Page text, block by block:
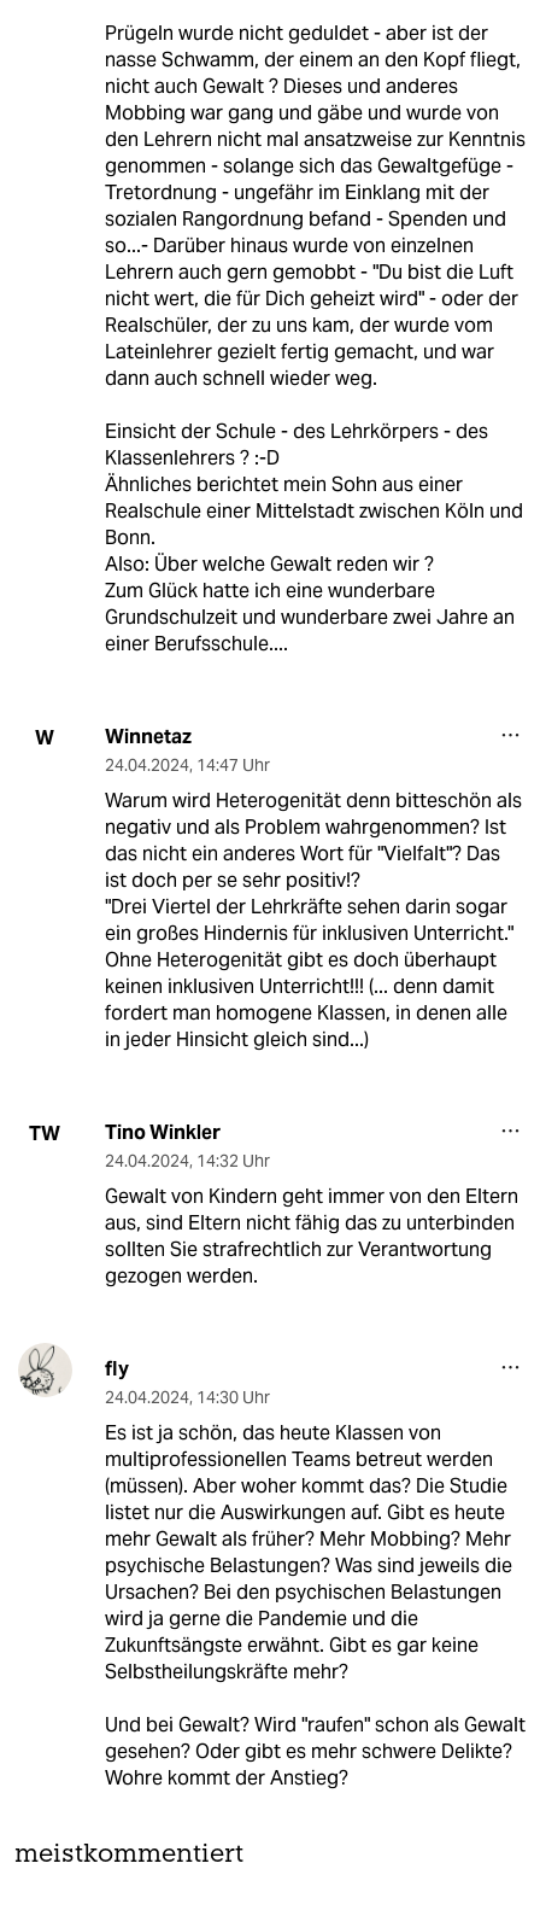
Prügeln wurde nicht geduldet - aber ist der
nasse Schwamm, der einem an den Kopf fliegt,
nicht auch Gewalt ? Dieses und anderes
Mobbing war gang und gäbe und wurde von
den Lehrern nicht mal ansatzweise zur Kenntnis
genommen - solange sich das Gewaltgefüge -
Tretordnung - ungefähr im Einklang mit der
sozialen Rangordnung befand - Spenden und
so...- Darüber hinaus wurde von einzelnen
Lehrern auch gern gemobbt - "Du bist die Luft
nicht wert, die für Dich geheizt wird" - oder der
Realschüler, der zu uns kam, der wurde vom
Lateinlehrer gezielt fertig gemacht, und war
dann auch schnell wieder weg.
Einsicht der Schule - des Lehrkörpers - des
Klassenlehrers ? :-D
Ähnliches berichtet mein Sohn aus einer
Realschule einer Mittelstadt zwischen Köln und
Bonn.
Also: Über welche Gewalt reden wir ?
Zum Glück hatte ich eine wunderbare
Grundschulzeit und wunderbare zwei Jahre an
einer Berufsschule....
W Winnetaz
24.04.2024, 14:47 Uhr
Warum wird Heterogenität denn bitteschön als
negativ und als Problem wahrgenommen? Ist
das nicht ein anderes Wort für "Vielfalt"? Das
ist doch per se sehr positiv!?
"Drei Viertel der Lehrkräfte sehen darin sogar
ein großes Hindernis für inklusiven Unterricht."
Ohne Heterogenität gibt es doch überhaupt
keinen inklusiven Unterricht!!! (... denn damit
fordert man homogene Klassen, in denen alle
in jeder Hinsicht gleich sind...)
TW Tino Winkler
24.04.2024, 14:32 Uhr
Gewalt von Kindern geht immer von den Eltern
aus, sind Eltern nicht fähig das zu unterbinden
sollten Sie strafrechtlich zur Verantwortung
gezogen werden.
fly
24.04.2024, 14:30 Uhr
Es ist ja schön, das heute Klassen von
multiprofessionellen Teams betreut werden
(müssen). Aber woher kommt das? Die Studie
listet nur die Auswirkungen auf. Gibt es heute
mehr Gewalt als früher? Mehr Mobbing? Mehr
psychische Belastungen? Was sind jeweils die
Ursachen? Bei den psychischen Belastungen
wird ja gerne die Pandemie und die
Zukunftsängste erwähnt. Gibt es gar keine
Selbstheilungskräfte mehr?
Und bei Gewalt? Wird "raufen" schon als Gewalt
gesehen? Oder gibt es mehr schwere Delikte?
Wohre kommt der Anstieg?
meistkommentiert